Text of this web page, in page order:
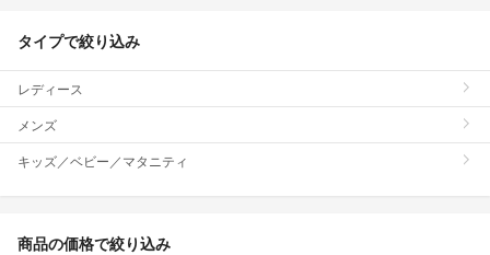
タイプで絞り込み
レディース
メンズ
キッズ／ベビー／マタニティ
商品の価格で絞り込み